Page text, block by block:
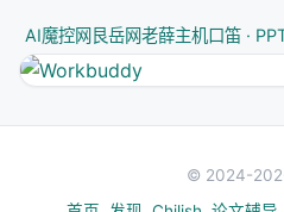
AI魔控网 艮岳网老薛主机口笛 ·
© 2024-